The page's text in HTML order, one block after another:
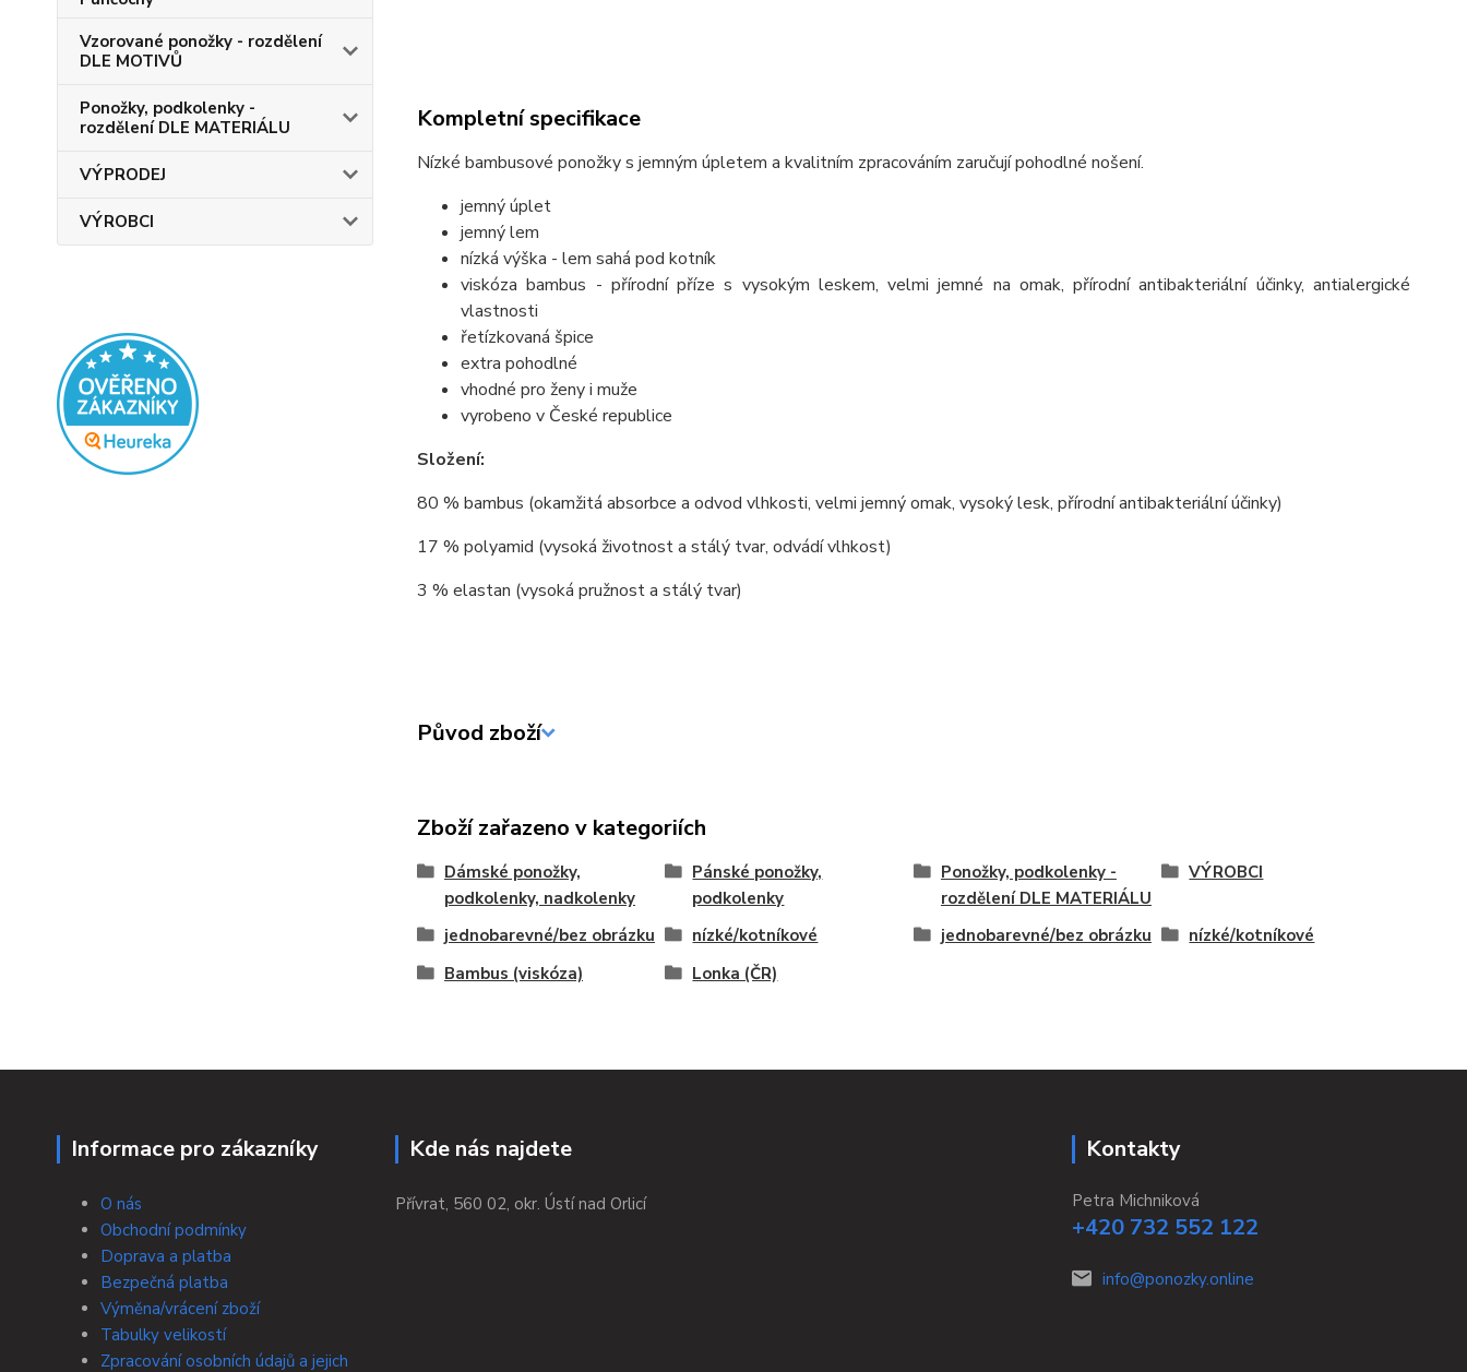
Vzorované ponožky - rozdělení
DLE MOTIVŮ
Ponožky, podkolenky -
rozdělení DLE MATERIÁLU
VÝPRODEJ
VÝROBCI
Kompletní specifikace
Nízké bambusové ponožky s jemným úpletem a kvalitním zpracováním zaručují pohodlné nošení.
jemný úplet
jemný lem
nízká výška - lem sahá pod kotník
viskóza bambus - přírodní příze s vysokým leskem, velmi jemné na omak, přírodní antibakteriální účinky, antialergické
vlastnosti
řetízkovaná špice
extra pohodlné
vhodné pro ženy i muže
vyrobeno v České republice
Složení:
80 % bambus (okamžitá absorbce a odvod vlhkosti, velmi jemný omak, vysoký lesk, přírodní antibakteriální účinky)
17 % polyamid (vysoká životnost a stálý tvar, odvádí vlhkost)
3 % elastan (vysoká pružnost a stálý tvar)
Původ zboží
Zboží zařazeno v kategoriích
Dámské ponožky,
podkolenky, nadkolenky
Pánské ponožky,
podkolenky
Ponožky, podkolenky -
rozdělení DLE MATERIÁLU
VÝROBCI
jednobarevné/bez obrázku nízké/kotníkové jednobarevné/bez obrázku
nízké/kotníkové
Bambus (viskóza)
Lonka (ČR)
Informace pro zákazníky
O nás
Obchodní podmínky
Doprava a platba
Bezpečná platba
Výměna/vrácení zboží
Tabulky velikostí
Zpracování osobních údajů a jejich
Kde nás najdete
Přívrat, 560 02, okr. Ústí nad Orlicí
Kontakty
Petra Michniková
+420 732 552 122
info@ponozky.online